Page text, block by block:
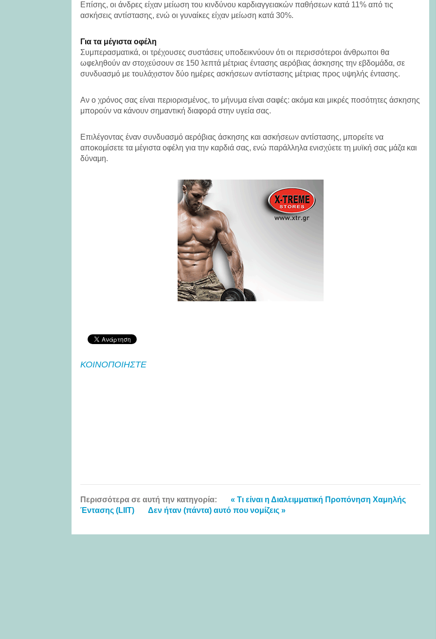
Επίσης, οι άνδρες είχαν μείωση του κινδύνου καρδιαγγειακών παθήσεων κατά 11% από τις
ασκήσεις αντίστασης, ενώ οι γυναίκες είχαν μείωση κατά 30%.
Για τα μέγιστα οφέλη
Συμπερασματικά, οι τρέχουσες συστάσεις υποδεικνύουν ότι οι περισσότεροι άνθρωποι θα
ωφεληθούν αν στοχεύσουν σε 150 λεπτά μέτριας έντασης αερόβιας άσκησης την εβδομάδα, σε
συνδυασμό με τουλάχιστον δύο ημέρες ασκήσεων αντίστασης μέτριας προς υψηλής έντασης.
Αν ο χρόνος σας είναι περιορισμένος, το μήνυμα είναι σαφές: ακόμα και μικρές ποσότητες άσκησης
μπορούν να κάνουν σημαντική διαφορά στην υγεία σας.
Επιλέγοντας έναν συνδυασμό αερόβιας άσκησης και ασκήσεων αντίστασης, μπορείτε να
αποκομίσετε τα μέγιστα οφέλη για την καρδιά σας, ενώ παράλληλα ενισχύετε τη μυϊκή σας μάζα και
δύναμη.
ΚΟΙΝΟΠΟΙΗΣΤΕ
Περισσότερα σε αυτή την κατηγορία:
« Τι είναι η Διαλειμματική Προπόνηση Χαμηλής
Έντασης (LIIT)
Δεν ήταν (πάντα) αυτό που νομίζεις »